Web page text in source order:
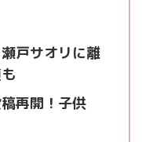
戸サオリに離
再開！子供